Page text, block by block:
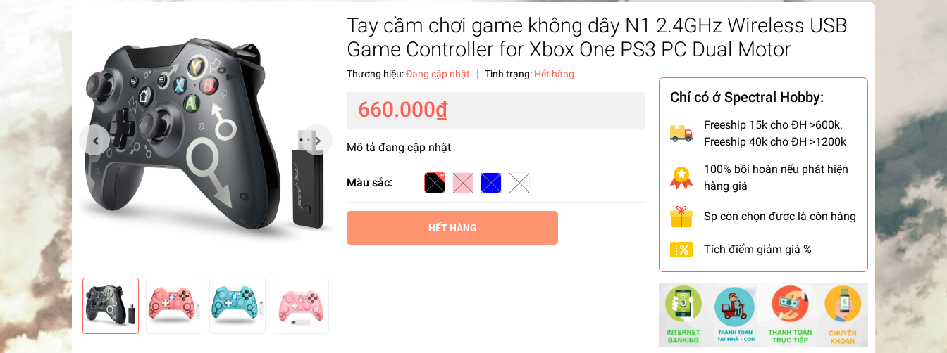
Tay cầm chơi game không dây N1 2.4GHz Wireless USB
Game Controller for Xbox One PS3 PC Dual Motor
Thương hiệu:Đang cập nhật | Tình trạng: Hết hàng
660.000₫
Mô tả đang cập nhật
Màu sắc:
HẾT HÀNG
Chỉ có ở Spectral Hobby:
Freeship 15k cho ĐH >600k.
Freeship 40k cho ĐH >1200k
100% bồi hoàn nếu phát hiện
hàng giả
Sp còn chọn được là còn hàng
Tích điểm giảm giá %